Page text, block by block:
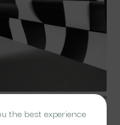
requires patience and persistence
the best experience